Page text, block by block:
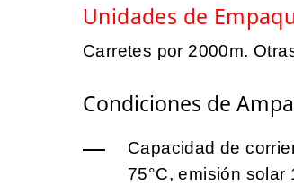
Unidades de
Carretes por 2000m.
Condiciones de
Capacidad de
75°C, emisión solar